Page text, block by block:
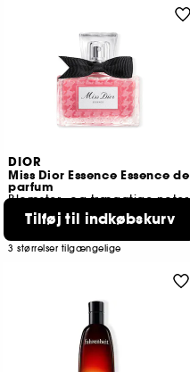
DIOR
Miss Dior Essence Essence de
parfum
Blomster- og træagtige noter
1333
789,00 KR
3 størrelser tilgængelige
Tilføj til indkøbskurv